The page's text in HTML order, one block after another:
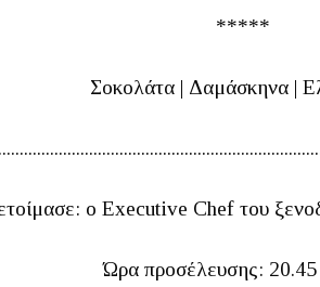
*****
Σοκολάτα | Δαμάσκηνα |
ο Executive Chef του
Ώρα προσέλευσης: